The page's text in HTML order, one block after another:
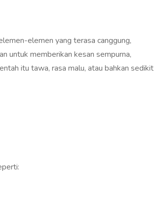
elemen yang terasa canggung,
untuk memberikan kesan sempurna,
itu tawa, rasa malu, atau bahkan sedikit